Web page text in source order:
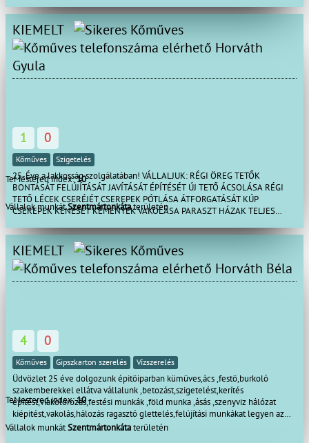
azonnal S.O.S. : Teraszépítés.
: Kerítés. : Tárolók,melléképületek.
: Bontás. :
Térbetonozás. : Hideg-Meleg burkolás.
: Festés-mázolás. :
Gipszkartonozás. : Ajtó-Ablak cseréje.
: Térkövezés.
KIEMELT
Horváth
Gyula
1 0
Kőműves Szigetelés
25-Éve a lakkosság szolgálatában! VÁLLALJUK: RÉGI ÖREG TETŐK
BONTÁSÁT FELÚJÍTÁSÁT JAVÍTÁSÁT ÉPÍTÉSÉT ÚJ TETŐ ÁCSOLÁSA RÉGI
TETŐ LÉCEK CSERÉJÉT CSEREPEK PÓTLÁSA ÁTFORGATÁSÁT KÚP
CSEREPEK KENÉSÉT KÉMÉNYEK VAKOLÁSA PARASZT HÁZAK TELJES
MEGSZÜNTETÉSE RÖVID HATÁRIDŐVEL KOMPLETT TETŐKÉSZÍTÉS
VIHARKÁROK ORVOSOLÁSA!(Zsindely tető,Lemez tető,Pala tető Cserép
tető stb..) SAJÁT REFERENCIA FOTÓK SZEREPELNEK A HÍRDETÉSBEN! 06
20 326 5691 email: tetofedo.horvath@gmail.com
TeMestered index:10
Vállalok munkátSzentmártonkátaterületén
KIEMELT
Horváth Béla
4 0
Kőműves Gipszkarton szerelés Vízszerelés
Üdvözlet 25 éve dolgozunk épitöiparban kümüves,ács ,festö,burkoló
szakemberekkel ellátva vállalunk ,betozást,szigetelést,kerítés
építést,viakolórozás,festési munkák ,föld munka ,ásás ,szenyviz hálózat
kiépitést,vakolás,hálozás ragasztó glettelés,felújítási munkákat legyen az
kicsi akár nagy munka rugalmas gyors szakszerü megbízható munkát
TeMestered index:10
Vállalok munkátSzentmártonkátaterületén